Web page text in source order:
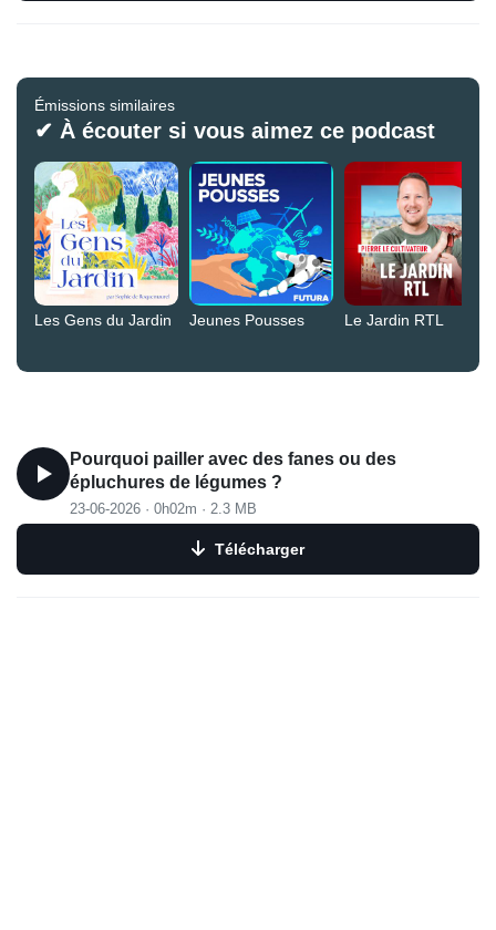
Émissions similaires
✔ À écouter si vous aimez ce podcast
Les Gens du Jardin Jeunes Pousses Le Jardin RTL
Pourquoi pailler avec des fanes ou des
épluchures de légumes ?
23-06-2026 · 0h02m · 2.3 MB
Télécharger